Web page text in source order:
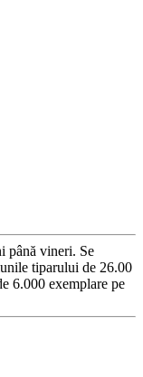
până vineri. Se
tiparului de 26.00
6.000 exemplare pe